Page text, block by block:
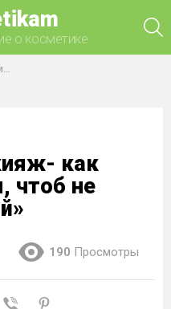
о косметике
как
чтоб не
190 Просмотры